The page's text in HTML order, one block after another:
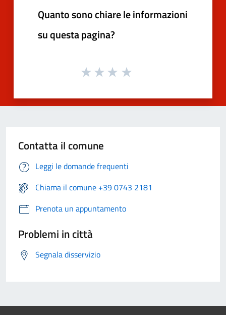
Quanto sono chiare le informazioni
su questa pagina?
Contatta il comune
Leggi le domande frequenti
Chiama il comune +39 0743 2181
Prenota un appuntamento
Problemi in città
Segnala disservizio